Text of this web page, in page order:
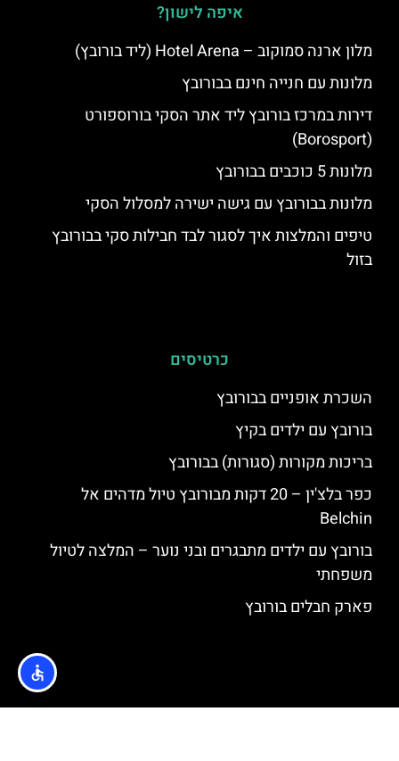
איפה לישון?
מלון ארנה סמוקוב – Hotel Arena (ליד בורובץ)
מלונות עם חנייה חינם בבורובץ
דירות במרכז בורובץ ליד אתר הסקי בורוספורט
(Borosport)
מלונות 5 כוכבים בבורובץ
מלונות בבורובץ עם גישה ישירה למסלול הסקי
טיפים והמלצות איך לסגור לבד חבילות סקי בבורובץ
בזול
כרטיסים
השכרת אופניים בבורובץ
בורובץ עם ילדים בקיץ
בריכות מקורות (סגורות) בבורובץ
כפר בלצ'ין – 20 דקות מבורובץ טיול מדהים אל
Belchin
בורובץ עם ילדים מתבגרים ובני נוער – המלצה לטיול
משפחתי
פארק חבלים בורובץ